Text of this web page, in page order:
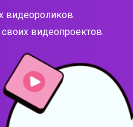
видеороликов.
видеопроектов.